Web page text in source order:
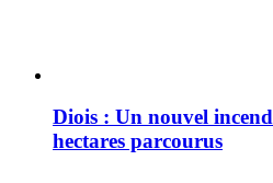
Diois : Un nouvel
hectares parcourus